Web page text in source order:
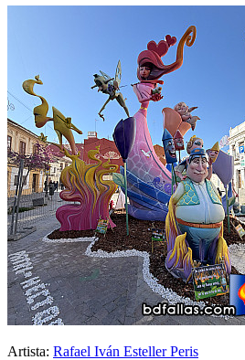
Artista: Rafael Iván Esteller Peris